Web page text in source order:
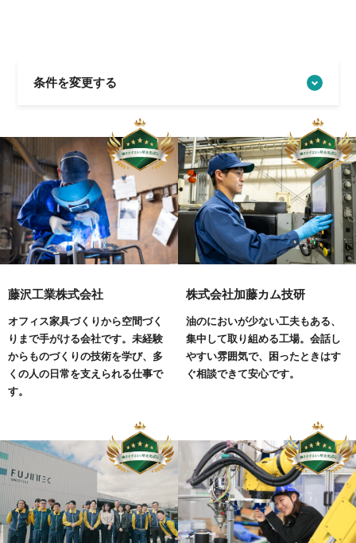
条件を変更する
藤沢工業株式会社
オフィス家具づくりから空間づく
りまで手がける会社です。未経験
からものづくりの技術を学び、多
くの人の日常を支えられる仕事で
す。
株式会社加藤カム技研
油のにおいが少ない工夫もある、
集中して取り組める工場。会話し
やすい雰囲気で、困ったときはす
ぐ相談できて安心です。